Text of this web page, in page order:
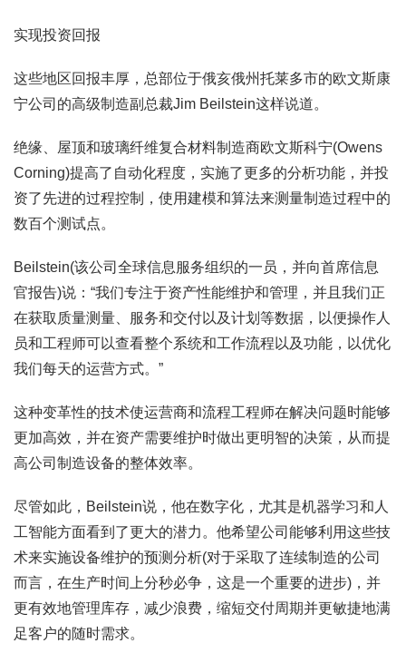
实现投资回报
这些地区回报丰厚，总部位于俄亥俄州托莱多市的欧文斯康
宁公司的高级制造副总裁Jim Beilstein这样说道。
绝缘、屋顶和玻璃纤维复合材料制造商欧文斯科宁(Owens
Corning)提高了自动化程度，实施了更多的分析功能，并投
资了先进的过程控制，使用建模和算法来测量制造过程中的
数百个测试点。
Beilstein(该公司全球信息服务组织的一员，并向首席信息
官报告)说：“我们专注于资产性能维护和管理，并且我们正
在获取质量测量、服务和交付以及计划等数据，以便操作人
员和工程师可以查看整个系统和工作流程以及功能，以优化
我们每天的运营方式。”
这种变革性的技术使运营商和流程工程师在解决问题时能够
更加高效，并在资产需要维护时做出更明智的决策，从而提
高公司制造设备的整体效率。
尽管如此，Beilstein说，他在数字化，尤其是机器学习和人
工智能方面看到了更大的潜力。他希望公司能够利用这些技
术来实施设备维护的预测分析(对于采取了连续制造的公司
而言，在生产时间上分秒必争，这是一个重要的进步)，并
更有效地管理库存，减少浪费，缩短交付周期并更敏捷地满
足客户的随时需求。